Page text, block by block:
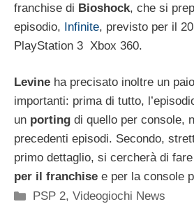
franchise di Bioshock, che si
episodio, Infinite, previsto per il
PlayStation 3 Xbox 360.
Levine ha precisato inoltre un
importanti: prima di tutto,
un porting di quello per console,
precedenti episodi. Secondo,
primo dettaglio, si cercherà di fare
per il franchise e per la console
Categorie
PSP 2,Videogiochi News